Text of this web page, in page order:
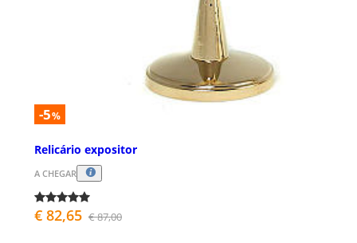
-5%
Relicário expositor
A CHEGAR
€ 82,65 € 87,00